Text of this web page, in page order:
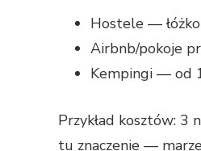
Hostele —
Airbnb/pokoje
Kempingi — od
Przykład kosztów: 3
tu znaczenie —